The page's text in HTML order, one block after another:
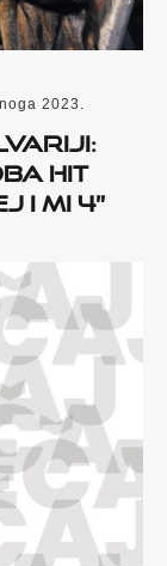
2023.
hit
mi 4”